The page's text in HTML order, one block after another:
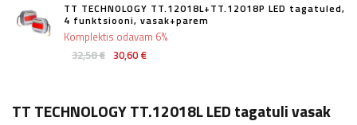
TT TECHNOLOGY TT.12018L+TT.12018P LED tagatuled,
4 funktsiooni, vasak+parem
32,58 € 30,60 €
Komplektis odavam 6%
TT TECHNOLOGY TT.12018L LED tagatuli vasak